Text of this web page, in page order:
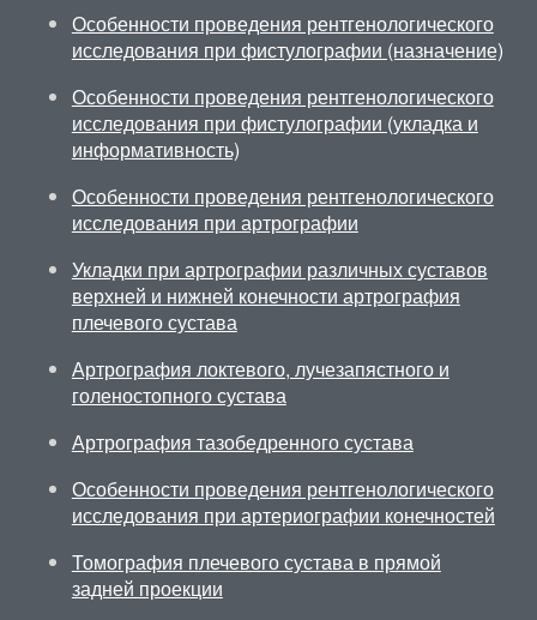
Особенности проведения рентгенологического
исследования при фистулографии (назначение)
Особенности проведения рентгенологического
исследования при фистулографии (укладка и
информативность)
Особенности проведения рентгенологического
исследования при артрографии
Укладки при артрографии различных суставов
верхней и нижней конечности артрография
плечевого сустава
Артрография локтевого, лучезапястного и
голеностопного сустава
Артрография тазобедренного сустава
Особенности проведения рентгенологического
исследования при артериографии конечностей
Томография плечевого сустава в прямой
задней проекции